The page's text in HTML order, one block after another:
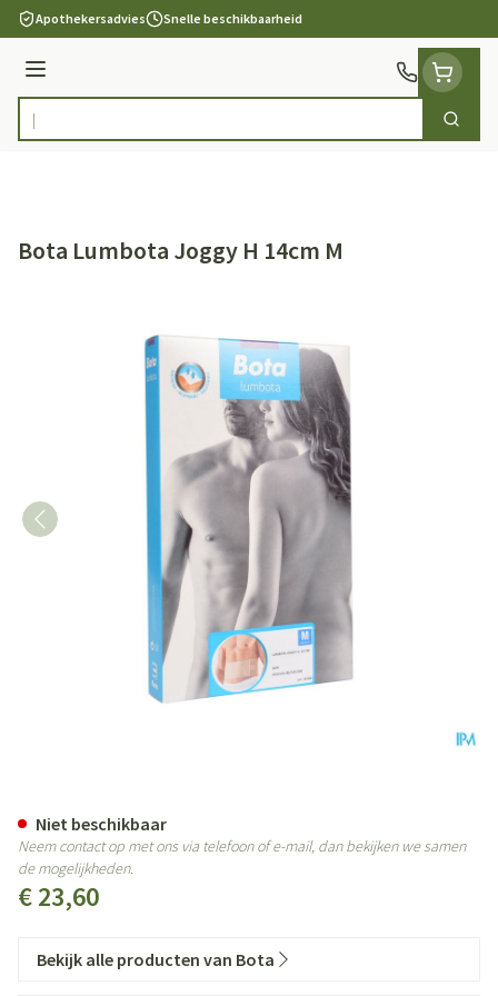
Ga naar de inhoud
Apothekersadvies Snelle beschikbaarheid
Menu
Product, merk, categorie... Zoek
Bota Lumbota Joggy H 14cm M
€ 23,60
Niet beschikbaar
Neem contact op met ons via telefoon of e-mail, dan bekijken we samen
de mogelijkheden.
Bekijk alle producten van Bota